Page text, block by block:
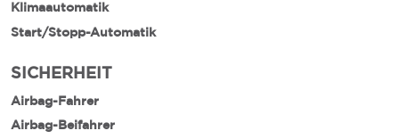
Klimaautomatik
Start/Stopp-Automatik
SICHERHEIT
Airbag-Fahrer
Airbag-Beifahrer